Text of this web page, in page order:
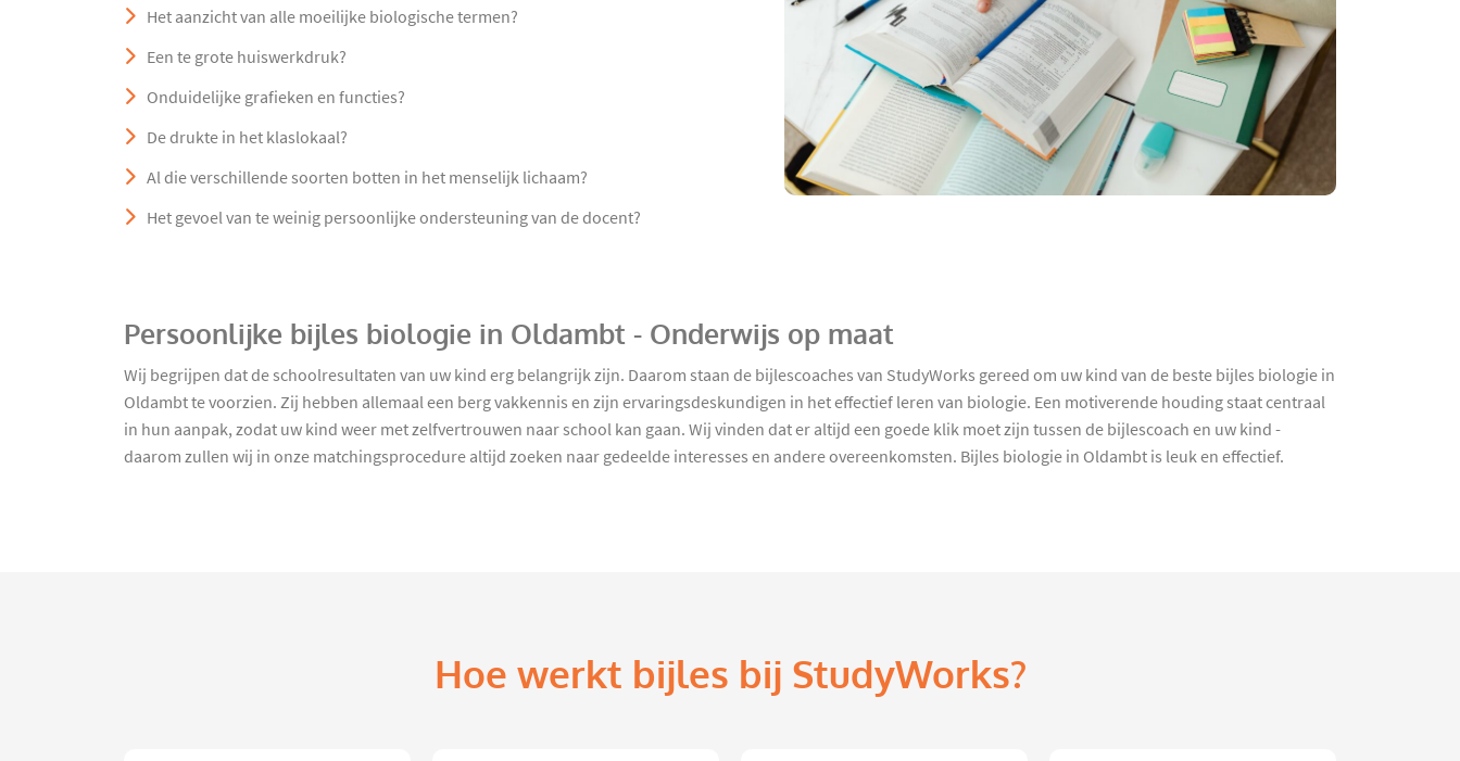
Het aanzicht van alle moeilijke biologische termen?
Een te grote huiswerkdruk?
Onduidelijke grafieken en functies?
De drukte in het klaslokaal?
Al die verschillende soorten botten in het menselijk lichaam?
Het gevoel van te weinig persoonlijke ondersteuning van de docent?
Persoonlijke bijles biologie in Oldambt - Onderwijs op maat
Wij begrijpen dat de schoolresultaten van uw kind erg belangrijk zijn. Daarom staan de bijlescoaches van StudyWorks gereed om uw kind van de beste bijles biologie in
Oldambt te voorzien. Zij hebben allemaal een berg vakkennis en zijn ervaringsdeskundigen in het effectief leren van biologie. Een motiverende houding staat centraal
in hun aanpak, zodat uw kind weer met zelfvertrouwen naar school kan gaan. Wij vinden dat er altijd een goede klik moet zijn tussen de bijlescoach en uw kind -
daarom zullen wij in onze matchingsprocedure altijd zoeken naar gedeelde interesses en andere overeenkomsten. Bijles biologie in Oldambt is leuk en effectief.
Hoe werkt bijles bij StudyWorks?